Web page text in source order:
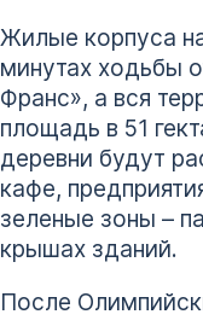
Жилые корпуса
минутах ходьбы
Франс», а вся
площадь в 51
деревни будут
кафе,
зеленые зоны –
крышах зданий.
После